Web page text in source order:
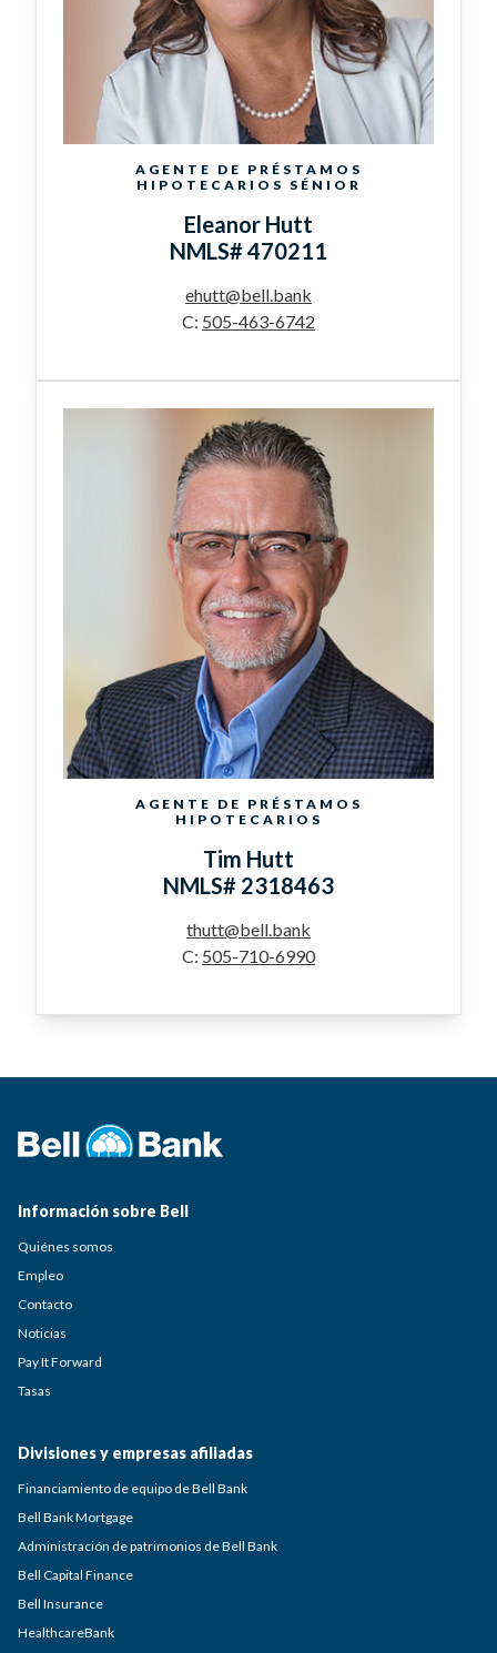
AGENTE DE PRÉSTAMOS
HIPOTECARIOS SÉNIOR
Eleanor Hutt
NMLS# 470211
ehutt@bell.bank
C: 505-463-6742
AGENTE DE PRÉSTAMOS
HIPOTECARIOS
Tim Hutt
NMLS# 2318463
thutt@bell.bank
C: 505-710-6990
Información sobre Bell
Quiénes somos
Empleo
Contacto
Noticias
Pay It Forward
Tasas
Divisiones y empresas afiliadas
Financiamiento de equipo de Bell Bank
Bell Bank Mortgage
Administración de patrimonios de Bell Bank
Bell Capital Finance
Bell Insurance
HealthcareBank